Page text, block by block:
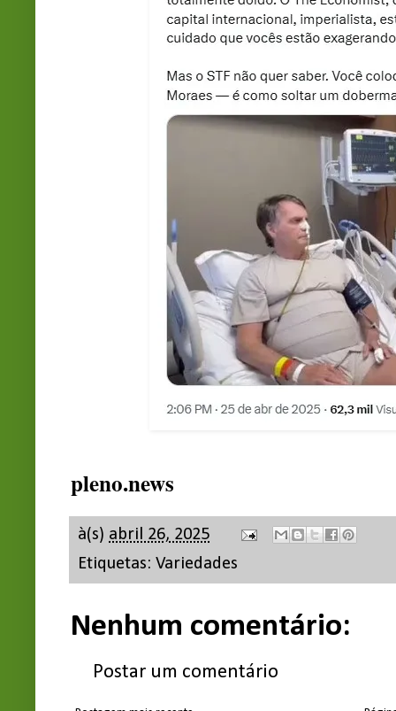
pleno.news
à(s) abril 26, 2025
Etiquetas: Variedades
Nenhum comentário:
Postar um comentário